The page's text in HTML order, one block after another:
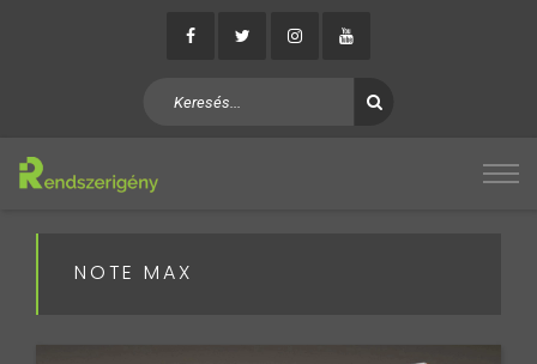
NOTE MAX